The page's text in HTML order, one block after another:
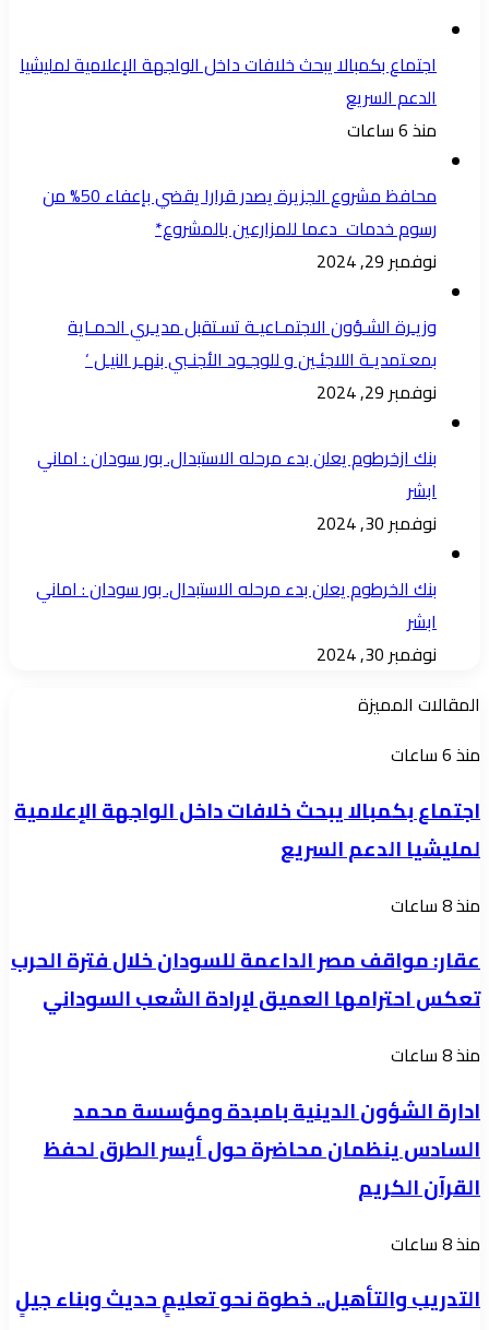
اجتماع بكمبالا يبحث خلافات داخل الواجهة الإعلامية لمليشيا
الدعم السريع
منذ 6 ساعات
محافظ مشروع الجزيرة يصدر قرارا يقضي بإعفاء 50% من
رسوم خدمات دعما للمزارعين بالمشروع*
نوفمبر 29, 2024
وزيـرة الشـؤون الاجتمـاعيـة تسـتقبل مديـري الحمـاية
بمعـتمديـة اللاجئـين و للوجـود الأجنـبي بنهـر النيـل ‘
نوفمبر 29, 2024
بنك ازخرطوم يعلن بدء مرحله الاستبدال. بور سودان : اماني
ابشر
نوفمبر 30, 2024
بنك الخرطوم يعلن بدء مرحله الاستبدال. بور سودان : اماني
ابشر
نوفمبر 30, 2024
المقالات المميزة
اجتماع
يبحث
خلافات
الواجهة
الإعلامية
لمليشيا
الدعم
السريع
منذ 6 ساعات
اجتماع بكمبالا يبحث خلافات داخل الواجهة الإعلامية
لمليشيا الدعم السريع
عقار:
مصر
الداعمة
خلال
فترة
الحرب
تعكس
احترامها
العميق
الشعب
منذ 8 ساعات
عقار: مواقف مصر الداعمة للسودان خلال فترة الحرب
تعكس احترامها العميق لإرادة الشعب السوداني
ادارة
الدينية
بامبدة
ومؤسسة
السادس
ينظمان
محاضرة
منذ 8 ساعات
ادارة الشؤون الدينية بامبدة ومؤسسة محمد
السادس ينظمان محاضرة حول أيسر الطرق لحفظ
القرآن الكريم
التدريب
خطوة
منذ 8 ساعات
التدريب والتأهيل.. خطوة نحو تعليمٍ حديث وبناء جيلٍ